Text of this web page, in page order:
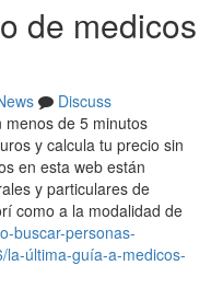
de medicos
Discuss
menos de 5 minutos
y calcula tu precio sin
en esta web están
y particulares de
como a la modalidad de
buscar-personas-
la-última-guía-a-medicos-